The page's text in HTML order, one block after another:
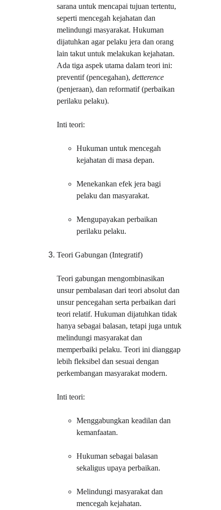
sarana untuk mencapai tujuan tertentu,
seperti mencegah kejahatan dan
melindungi masyarakat. Hukuman
dijatuhkan agar pelaku jera dan orang
lain takut untuk melakukan kejahatan.
Ada tiga aspek utama dalam teori ini:
preventif (pencegahan), detterence
(penjeraan), dan reformatif (perbaikan
perilaku pelaku).
Inti teori:
Hukuman untuk mencegah
kejahatan di masa depan.
Menekankan efek jera bagi
pelaku dan masyarakat.
Mengupayakan perbaikan
perilaku pelaku.
Teori Gabungan (Integratif)
Teori gabungan mengombinasikan
unsur pembalasan dari teori absolut dan
unsur pencegahan serta perbaikan dari
teori relatif. Hukuman dijatuhkan tidak
hanya sebagai balasan, tetapi juga untuk
melindungi masyarakat dan
memperbaiki pelaku. Teori ini dianggap
lebih fleksibel dan sesuai dengan
perkembangan masyarakat modern.
Inti teori:
Menggabungkan keadilan dan
kemanfaatan.
Hukuman sebagai balasan
sekaligus upaya perbaikan.
Melindungi masyarakat dan
mencegah kejahatan.